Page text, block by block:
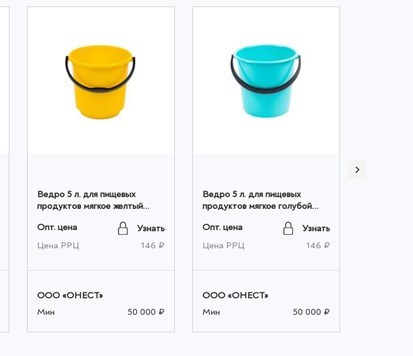
Ведро 5 л. для пищевых
продуктов мягкое желтый
Опт. цена
Узнать
Цена РРЦ
146 ₽
ООО «ОНЕСТ»
Мин
50 000 ₽
Ведро 5 л. для пищевых
продуктов мягкое голубой
Опт. цена
Узнать
Цена РРЦ
146 ₽
ООО «ОНЕСТ»
Мин
50 000 ₽